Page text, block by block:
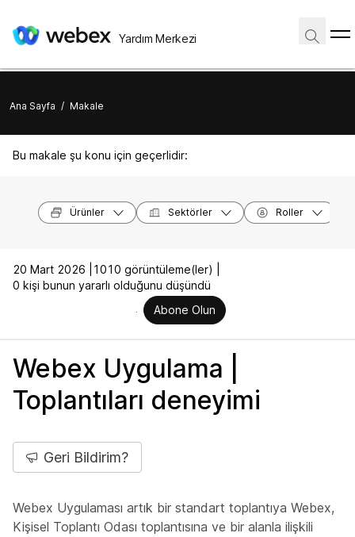
Yardım Merkezi
Ana Sayfa / Makale
Bu makale şu konu için geçerlidir:
Ürünler Sektörler Roller
20 Mart 2026 |
1010 görüntüleme(ler) |
0 kişi bunun yararlı olduğunu düşündü
Abone Olun
Webex Uygulama |
Toplantıları deneyimi
Geri Bildirim?
Webex Uygulaması artık bir standart toplantıya Webex,
Kişisel Toplantı Odası toplantısına ve bir alanla ilişkili